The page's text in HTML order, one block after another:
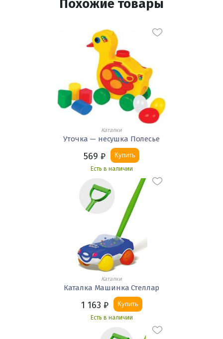
Похожие товары
Каталки
Уточка — несушка Полесье
569 ₽ Купить
Есть в наличии
Каталки
Каталка Машинка Стеллар
1 163 ₽ Купить
Есть в наличии